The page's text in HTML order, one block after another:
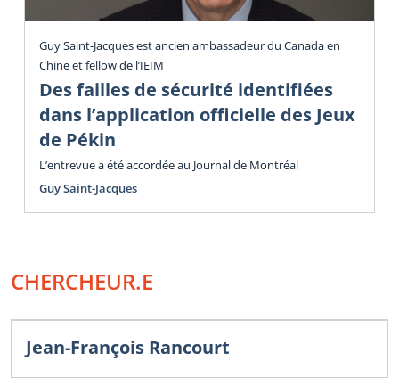
Guy Saint-Jacques est ancien ambassadeur du Canada en
Chine et fellow de l’IEIM
Des failles de sécurité identifiées
dans l’application officielle des Jeux
de Pékin
L’entrevue a été accordée au Journal de Montréal
Guy Saint-Jacques
CHERCHEUR.E
Jean-François Rancourt